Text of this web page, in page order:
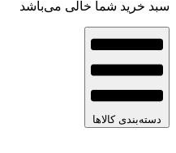
سبد خرید شما خالی می‌باشد
دسته‌بندی کالاها